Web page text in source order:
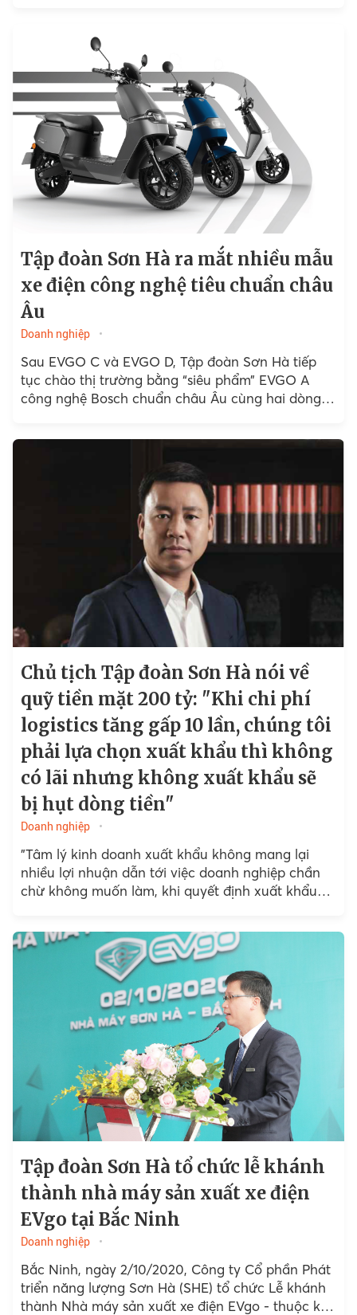
cốt lõi trong từng sản phẩm mang đến người tiêu
Tập đoàn Sơn Hà ra mắt nhiều mẫu
xe điện công nghệ tiêu chuẩn châu
Âu
Doanh nghiệp
Sau EVGO C và EVGO D, Tập đoàn Sơn Hà tiếp
tục chào thị trường bằng “siêu phẩm” EVGO A
công nghệ Bosch chuẩn châu Âu cùng hai dòng
trẻ.
Chủ tịch Tập đoàn Sơn Hà nói về
quỹ tiền mặt 200 tỷ: "Khi chi phí
logistics tăng gấp 10 lần, chúng tôi
phải lựa chọn xuất khẩu thì không
có lãi nhưng không xuất khẩu sẽ
bị hụt dòng tiền"
Doanh nghiệp
"Tâm lý kinh doanh xuất khẩu không mang lại
nhiều lợi nhuận dẫn tới việc doanh nghiệp chần
chừ không muốn làm, khi quyết định xuất khẩu
ông Lê Vĩnh Sơn chia sẻ
Tập đoàn Sơn Hà tổ chức lễ khánh
thành nhà máy sản xuất xe điện
EVgo tại Bắc Ninh
Doanh nghiệp
Bắc Ninh, ngày 2/10/2020, Công ty Cổ phần Phát
triển năng lượng Sơn Hà (SHE) tổ chức Lễ khánh
thành Nhà máy sản xuất xe điện EVgo - thuộc khu